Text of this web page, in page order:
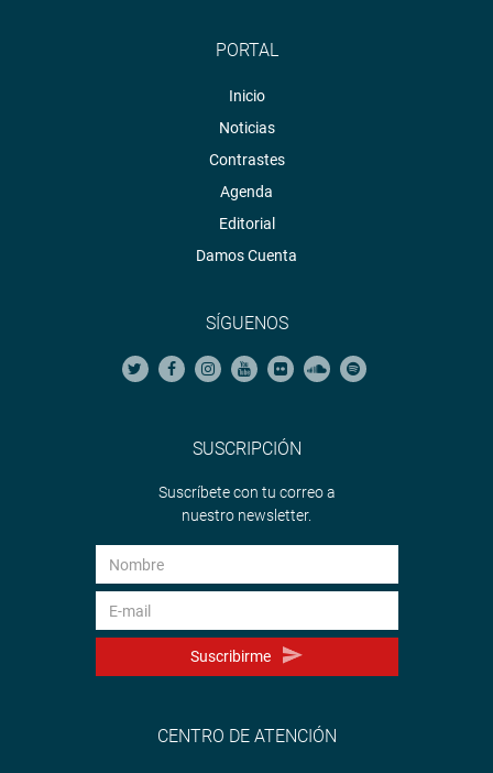
PORTAL
Inicio
Noticias
Contrastes
Agenda
Editorial
Damos Cuenta
SÍGUENOS
SUSCRIPCIÓN
Suscríbete con tu correo a
nuestro newsletter.
Suscribirme
CENTRO DE ATENCIÓN